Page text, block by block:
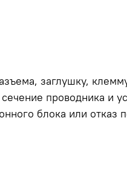
заглушку,
проводника и
блока или отказ